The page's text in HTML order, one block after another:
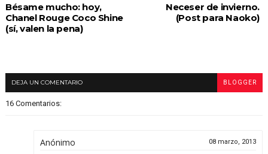
Neceser de invierno.
(Post para Naoko)
Bésame mucho: hoy,
Chanel Rouge Coco Shine
(sí, valen la pena)
DEJA UN COMENTARIO BLOGGER
16 Comentarios:
Anónimo 08 marzo, 2013